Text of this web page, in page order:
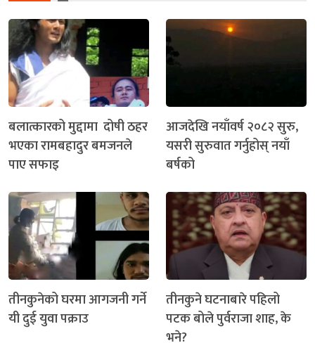
बलात्कारको मुद्दामा दोषी ठहर
भएका रामबहादुर बमजनले
पाए सफाइ
आजदेखि नयाँवर्ष २०८२ सुरु,
यसरी सुरुवात गर्नुहोस् नयाँ
बर्षको
तीनकुनेको घरमा आगजनी गर्ने
यी दुई युवा पक्राउ
तीनकुने घटनाबारे पहिलो
पटक बोले पुर्वराजा शाह, के
भने?